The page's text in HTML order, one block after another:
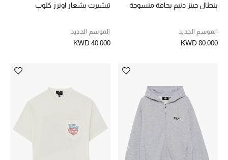
عرض جميع المنتجات
الهدايا
غرفة الطعام
الديكورات والإكسسوارات
الشراشف
بنطال جينز دنيم بحافة منسوجة
الموسم الجديد
KWD 80.000
تيشيرت بشعار اونرز كلوب
الموسم الجديد
KWD 40.000